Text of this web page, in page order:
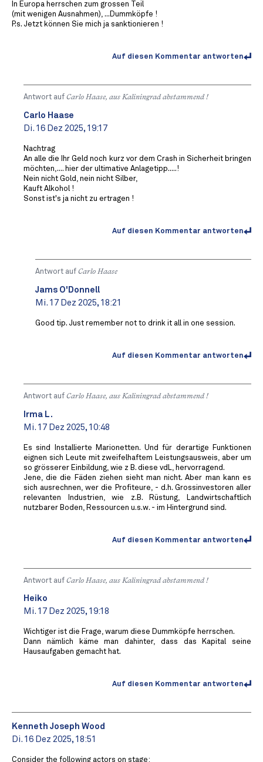
In Europa herrschen zum grossen Teil
(mit wenigen Ausnahmen), ...Dummköpfe !
P.s. Jetzt können Sie mich ja sanktionieren !
Auf diesen Kommentar antworten
Antwort auf Carlo Haase, aus Kaliningrad abstammend !
Carlo Haase
Di. 16 Dez 2025, 19:17
Nachtrag
An alle die Ihr Geld noch kurz vor dem Crash in Sicherheit bringen
möchten,.... hier der ultimative Anlagetipp.....!
Nein nicht Gold, nein nicht Silber,
Kauft Alkohol !
Sonst ist's ja nicht zu ertragen !
Auf diesen Kommentar antworten
Antwort auf Carlo Haase
Jams O'Donnell
Mi. 17 Dez 2025, 18:21
Good tip. Just remember not to drink it all in one session.
Auf diesen Kommentar antworten
Antwort auf Carlo Haase, aus Kaliningrad abstammend !
Irma L.
Mi. 17 Dez 2025, 10:48
Es sind Installierte Marionetten. Und für derartige Funktionen
eignen sich Leute mit zweifelhaftem Leistungsausweis, aber um
so grösserer Einbildung, wie z B. diese vdL, hervorragend.
Jene, die die Fäden ziehen sieht man nicht. Aber man kann es
sich ausrechnen, wer die Profiteure, - d.h. Grossinvestoren aller
relevanten Industrien, wie z.B. Rüstung, Landwirtschaftlich
nutzbarer Boden, Ressourcen u.s.w. - im Hintergrund sind.
Auf diesen Kommentar antworten
Antwort auf Carlo Haase, aus Kaliningrad abstammend !
Heiko
Mi. 17 Dez 2025, 19:18
Wichtiger ist die Frage, warum diese Dummköpfe herrschen.
Dann nämlich käme man dahinter, dass das Kapital seine
Hausaufgaben gemacht hat.
Auf diesen Kommentar antworten
Kenneth Joseph Wood
Di. 16 Dez 2025, 18:51
Consider the following actors on stage: